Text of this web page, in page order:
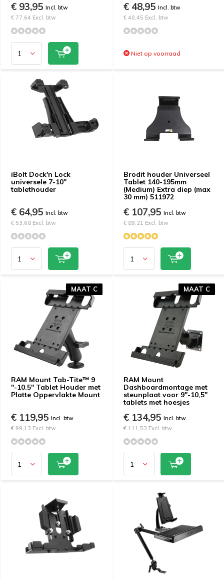
€ 93,95 Incl. btw
€ 77,64 Excl. btw
€ 48,95 Incl. btw
€ 40,45 Excl. btw
Niet op voorraad
iBolt Dock'n Lock
universele 7-10"
tablethouder
€ 64,95 Incl. btw
€ 53,68 Excl. btw
Brodit houder Universeel
Tablet 140-195mm
(Medium) Extra diep (max
30 mm) 511972
€ 107,95 Incl. btw
€ 89,21 Excl. btw
RAM Mount Tab-Tite™ 9
"-10.5" Tablet Houder met
Platte Oppervlakte Mount
€ 119,95 Incl. btw
€ 99,13 Excl. btw
MAAT C
MAAT C
RAM Mount
Dashboardmontage met
steunplaat voor 9"-10,5"
tablets met hoesjes
€ 134,95 Incl. btw
€ 111,53 Excl. btw
MAAT C
MAAT C